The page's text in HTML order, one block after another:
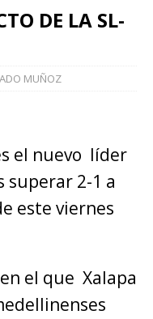
DE LA SL-
MUÑOZ
el nuevo líder
superar 2-1 a
este viernes
el que Xalapa